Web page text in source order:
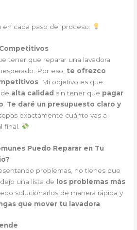
en cada paso del proceso.
tener que reparar una lavadora
Por eso, te ofrezco
. Mi objetivo es que
alta calidad sin tener que pagar
Te daré un presupuesto claro y
exactamente cuánto vas a
final.
Puedo Reparar en Tu
problemas, no tienes que
una lista de los problemas más
solucionarlos de manera rápida y
que mover tu lavadora